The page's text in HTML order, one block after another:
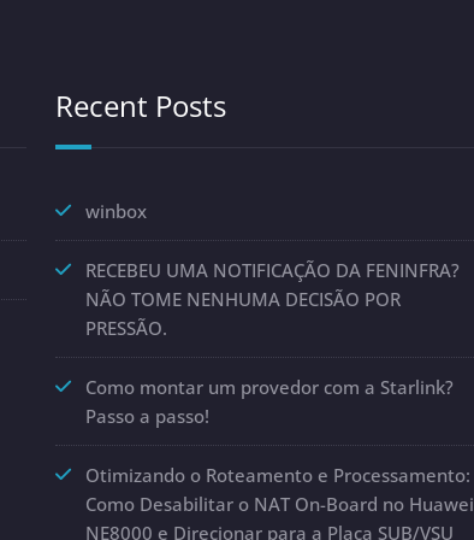
Recent Posts
winbox
RECEBEU UMA NOTIFICAÇÃO DA FENINFRA?
NÃO TOME NENHUMA DECISÃO POR
PRESSÃO.
Como montar um provedor com a Starlink?
Passo a passo!
Otimizando o Roteamento e Processamento:
Como Desabilitar o NAT On-Board no Huawei
NE8000 e Direcionar para a Placa SUB/VSU